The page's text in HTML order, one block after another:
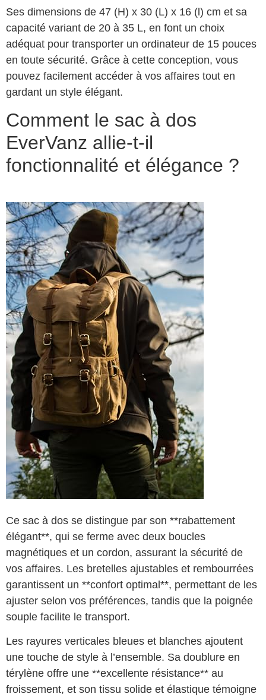
Ses dimensions de 47 (H) x 30 (L) x 16 (l) cm et sa
capacité variant de 20 à 35 L, en font un choix
adéquat pour transporter un ordinateur de 15 pouces
en toute sécurité. Grâce à cette conception, vous
pouvez facilement accéder à vos affaires tout en
gardant un style élégant.
Comment le sac à dos
EverVanz allie-t-il
fonctionnalité et élégance ?
Ce sac à dos se distingue par son **rabattement
élégant**, qui se ferme avec deux boucles
magnétiques et un cordon, assurant la sécurité de
vos affaires. Les bretelles ajustables et rembourrées
garantissent un **confort optimal**, permettant de les
ajuster selon vos préférences, tandis que la poignée
souple facilite le transport.
Les rayures verticales bleues et blanches ajoutent
une touche de style à l’ensemble. Sa doublure en
térylène offre une **excellente résistance** au
froissement, et son tissu solide et élastique témoigne